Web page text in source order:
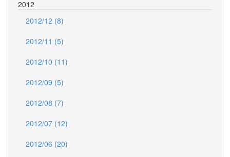
2012
2012/12 (8)
2012/11 (5)
2012/10 (11)
2012/09 (5)
2012/08 (7)
2012/07 (12)
2012/06 (20)